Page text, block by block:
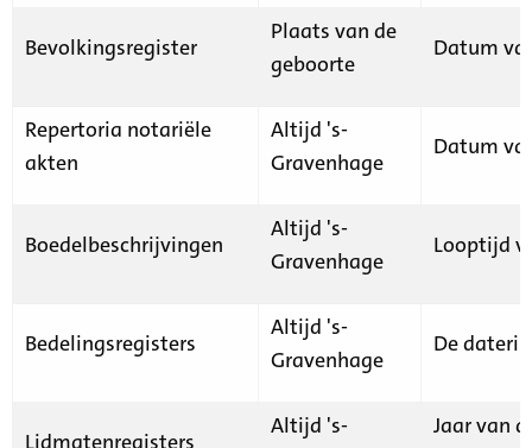
Bevolkingsregister
Plaats van de
geboorte
Datum
Repertoria notariële
akten
Altijd 's-
Gravenhage
Datum
Boedelbeschrijvingen
Altijd 's-
Gravenhage
Looptijd
Bedelingsregisters
Altijd 's-
Gravenhage
De
Lidmatenregisters
Altijd 's-
Jaar van